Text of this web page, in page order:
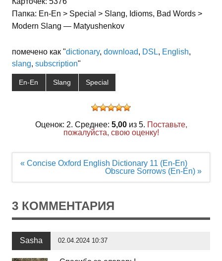
Папка: En-En > Special > Slang, Idioms, Bad Words >
Modern Slang — Matyushenkov
помечено как "dictionary, download, DSL, English,
slang, subscription"
En-En Slang Special
Оценок: 2. Среднее: 5,00из 5. Поставьте,
пожалуйста, свою оценку!
Навигация
« Concise Oxford English Dictionary 11 (En-En)
Obscure Sorrows (En-En) »
3 КОММЕНТАРИЯ
Sasha 02.04.2024 10:37